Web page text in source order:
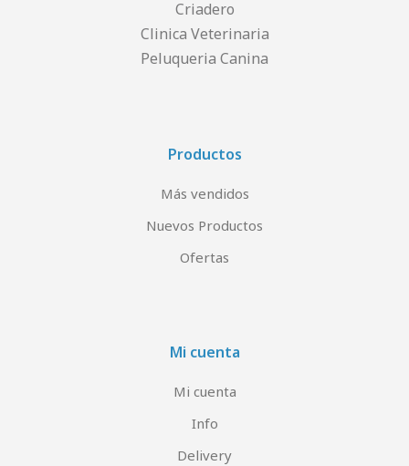
Criadero
Clinica Veterinaria
Peluqueria Canina
Productos
Más vendidos
Nuevos Productos
Ofertas
Mi cuenta
Mi cuenta
Info
Delivery